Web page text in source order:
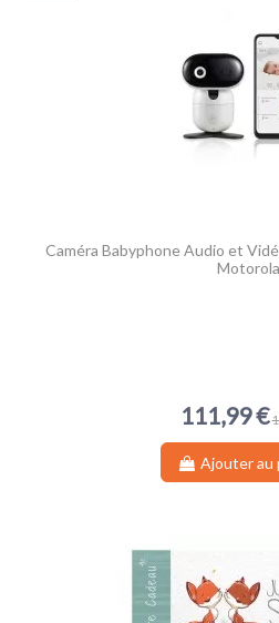
Caméra Babyphone Audio et
Motorola
111,99 €
Ajouter au